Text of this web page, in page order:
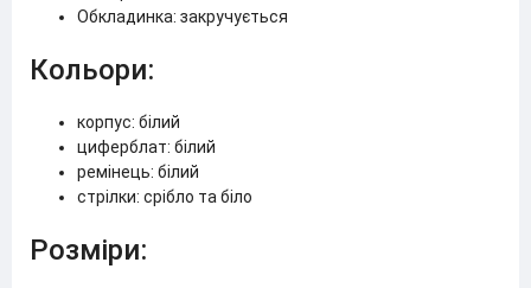
Обкладинка: закручується
Кольори:
корпус: білий
циферблат: білий
ремінець: білий
стрілки: срібло та біло
Розміри: